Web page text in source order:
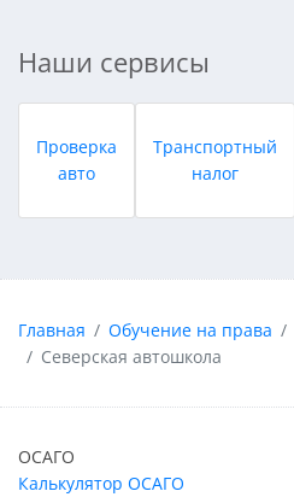
Наши сервисы
Проверка
авто
Транспортный
налог
Главная Обучение на права
Северская автошкола
ОСАГО
Калькулятор ОСАГО